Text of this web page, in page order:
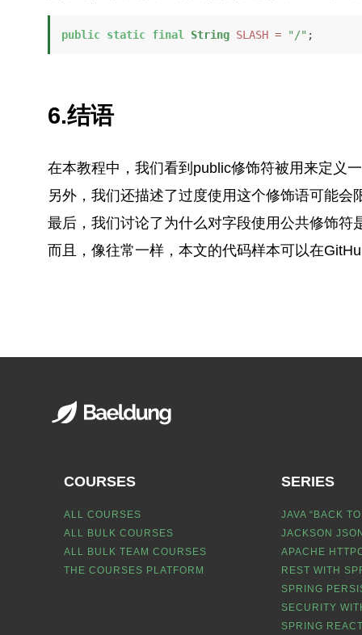
public static final String SLASH = "/" ;
6.结语
在本教程中，我们看到public修饰符被用来定义
另外，我们还描述了过度使用这个修饰语可能会
最后，我们讨论了为什么对字段使用公共修饰符
而且，像往常一样，本文的代码样本可以在
COURSES
ALL COURSES
ALL BULK COURSES
ALL BULK TEAM COURSES
THE COURSES PLATFORM
SERIES
JAVA “BACK
JACKSON
APACHE
REST WITH
SPRING
SECURITY
SPRING